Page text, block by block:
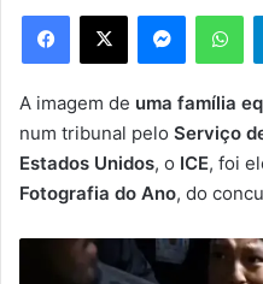
e
m
e
-
m
a
l
A imagem de uma família
num tribunal pelo Serviço
Estados Unidos, o ICE, foi
Fotografia do Ano, do